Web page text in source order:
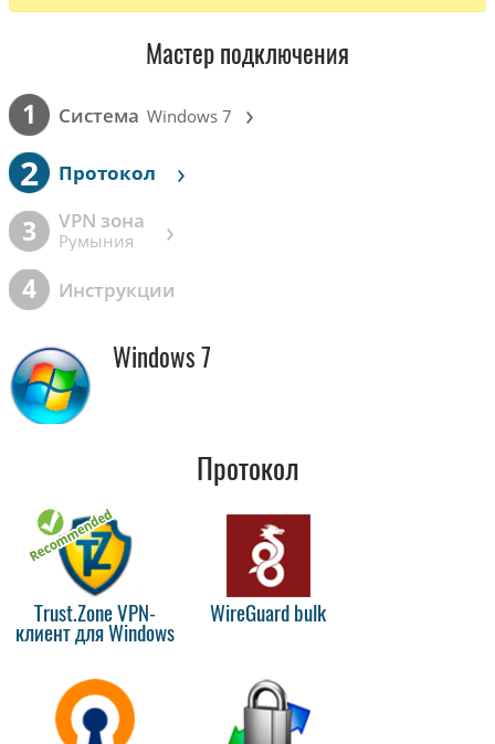
Мастер подключения
1 Cистема Windows 7 ›
2 Протокол ›
3 VPN зона
Румыния ›
4 Инструкции
Windows 7
Протокол
Trust.Zone VPN-
клиент для Windows
WireGuard bulk